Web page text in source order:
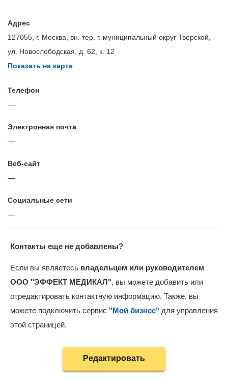
Адрес
127055, г. Москва, вн. тер. г. муниципальный округ Тверской,
ул. Новослободская, д. 62, к. 12
Показать на карте
Телефон
—
Электронная почта
—
Веб-сайт
—
Cоциальные сети
—
Контакты еще не добавлены?
Если вы являетесь владельцем или руководителем
ООО "ЭФФЕКТ МЕДИКАЛ", вы можете добавить или
отредактировать контактную информацию. Также, вы
можете подключить сервис "Мой бизнес" для управления
этой страницей.
Редактировать